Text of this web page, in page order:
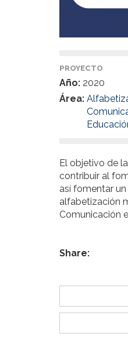
PROYECTO
Año: 2020
Área:
El objetivo de la
contribuir al
así fomentar
alfabetización
Comunicación
Share: